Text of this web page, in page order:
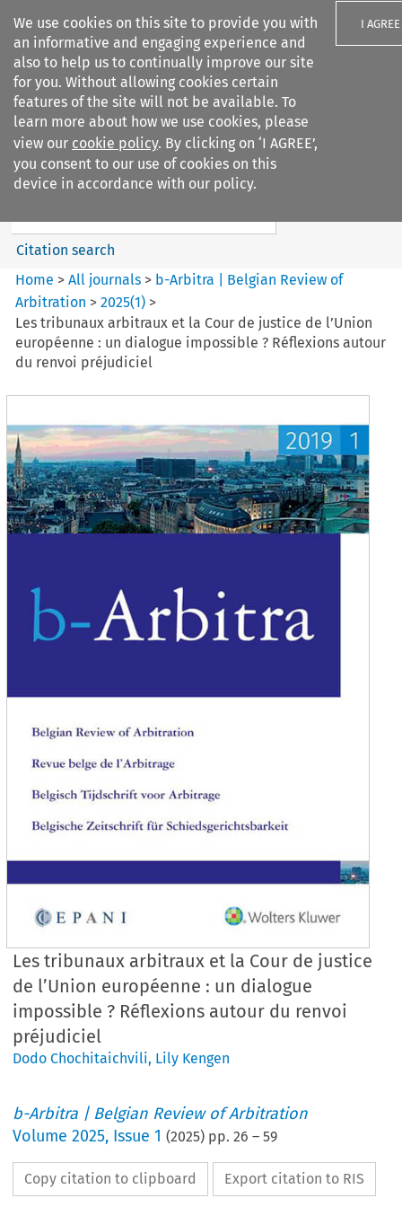
We use cookies on this site to provide you with
an informative and engaging experience and
also to help us to continually improve our site
for you. Without allowing cookies certain
features of the site will not be available. To
learn more about how we use cookies, please
view our cookie policy. By clicking on ‘I AGREE’,
you consent to our use of cookies on this
device in accordance with our policy.
I AGREE
Search filters
b-Arbitra %7C Belgian Review
of Arbitrat...
Search content
Citation search
Home >All journals > b-Arbitra | Belgian Review of
Arbitration >2025(1) >
Les tribunaux arbitraux et la Cour de justice de l’Union
européenne : un dialogue impossible ? Réflexions autour
du renvoi préjudiciel
Les tribunaux arbitraux et la Cour de justice
de l’Union européenne : un dialogue
impossible ? Réflexions autour du renvoi
préjudiciel
Dodo Chochitaichvili, Lily Kengen
b-Arbitra | Belgian Review of Arbitration
Volume2025, Issue 1 (2025) pp.26 –59
Copy citation to clipboard Export citation to RIS